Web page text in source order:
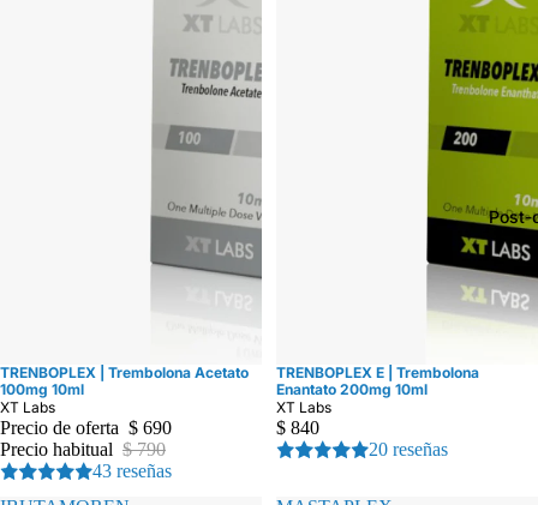
Post-
Oferta
TRENBOPLEX | Trembolona Acetato
100mg 10ml
XT Labs
Precio de oferta $ 690
Precio habitual $ 790
43 reseñas
TRENBOPLEX E | Trembolona
Enantato 200mg 10ml
XT Labs
$ 840
20 reseñas